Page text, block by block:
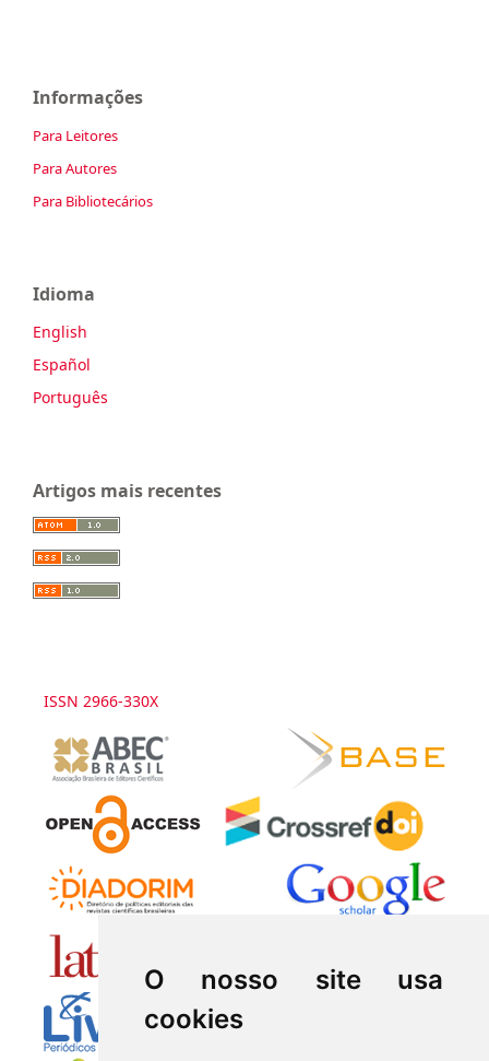
O nosso site usa
cookies
Informações
Para Leitores
Para Autores
Para Bibliotecários
Idioma
English
Español
Português
Artigos mais recentes
ISSN 2966-330X